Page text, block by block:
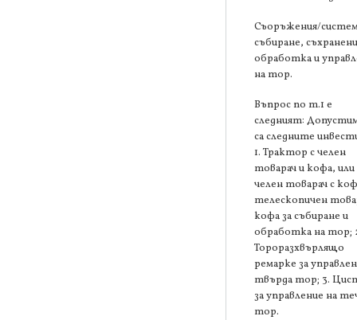
Съоръжения/
събиране,
обработка и
на тор.
Въпрос по т.1 е
следният:
са следните
1. Трактор с челен
товарач и кофа,
челен товарач с
телескопичен
кофа за събиране и
обработка на тор;
Тороразхвърлящо
ремарке за
твърда тор; 3.
за управление на
тор.